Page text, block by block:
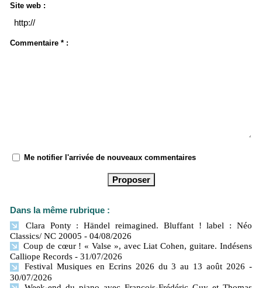
Site web :
Commentaire * :
Me notifier l'arrivée de nouveaux commentaires
Dans la même rubrique :
Clara Ponty : Händel reimagined. Bluffant ! label : Néo
Classics/ NC 20005 - 04/08/2026
Coup de cœur ! « Valse », avec Liat Cohen, guitare. Indésens
Calliope Records - 31/07/2026
Festival Musiques en Ecrins 2026 du 3 au 13 août 2026 -
30/07/2026